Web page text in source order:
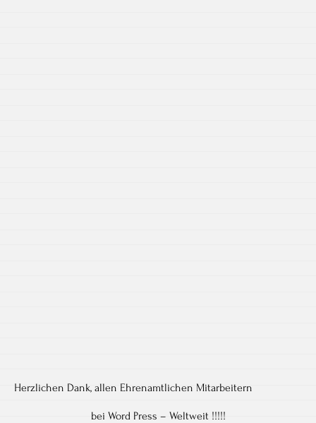
Herzlichen Dank, allen Ehrenamtlichen Mitarbeitern
bei Word Press – Weltweit !!!!!